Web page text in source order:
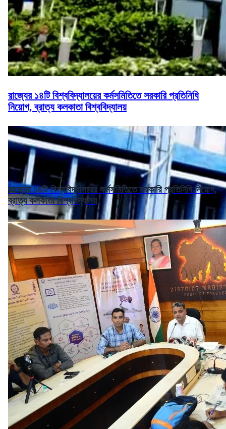
রাজ্যের ১৪টি বিশ্ববিদ্যালয়ের কর্মসমিতিতে সরকারি প্রতিনিধি
নিয়োগ, ব্রাত্য কলকাতা বিশ্ববিদ্যালয়
রাজ্যের ১৪টি বিশ্ববিদ্যালয়ের কর্মসমিতিতে সরকারি প্রতিনিধি নিয়োগ,
ব্রাত্য কলকাতা বিশ্ববিদ্যালয়